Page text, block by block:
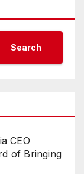
Search
CEO
of Bringing